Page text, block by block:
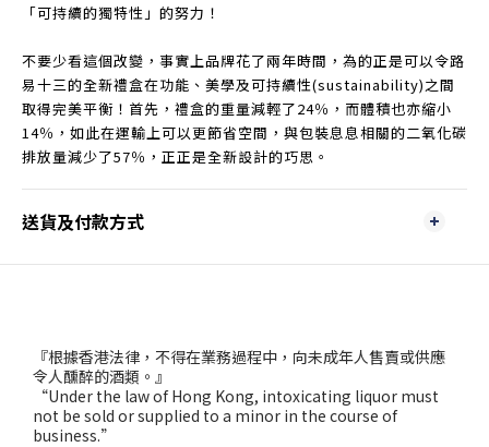
「可持續的獨特性」的努力！
不要少看這個改變，事實上品牌花了兩年時間，為的正是可以令路
易十三的全新禮盒在功能、美學及可持續性(sustainability)之間
取得完美平衡！首先，禮盒的重量減輕了24％，而體積也亦縮小
14％，如此在運輸上可以更節省空間，與包裝息息相關的二氧化碳
排放量減少了57％，正正是全新設計的巧思。
送貨及付款方式
『根據香港法律，不得在業務過程中，向未成年人售賣或供應
令人醺醉的酒類。』
“Under the law of Hong Kong, intoxicating liquor must
not be sold or supplied to a minor in the course of
business.”